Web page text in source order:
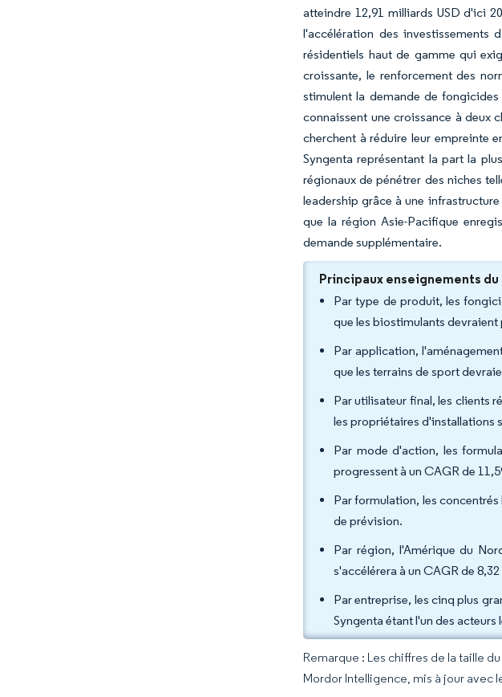
atteindre 12,91 milliards USD d'ici
l'accélération des investissements
résidentiels haut de gamme qui
croissante, le renforcement des
stimulent la demande de
connaissent une croissance à deux
cherchent à réduire leur empreinte
Syngenta représentant la part la
régionaux de pénétrer des niches
leadership grâce à une
que la région Asie-Pacifique
demande supplémentaire.
Principaux enseignements
Par type de produit, les
que les biostimulants devraient
Par application,
que les terrains de sport
Par utilisateur final, les clients
les propriétaires d'installations
Par mode d'action, les
progressent à un CAGR de
Par formulation, les
de prévision.
Par région, l'Amérique du
s'accélérera à un CAGR de
Par entreprise, les cinq plus
Syngenta étant l'un des
Remarque : Les chiffres de la taille
Mordor Intelligence, mis à jour avec